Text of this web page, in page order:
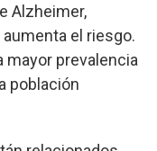
Alzheimer,
aumenta el riesgo.
mayor prevalencia
población